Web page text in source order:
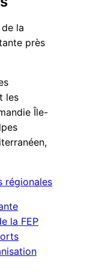
la
près
les
Île-
régionales
la FEP